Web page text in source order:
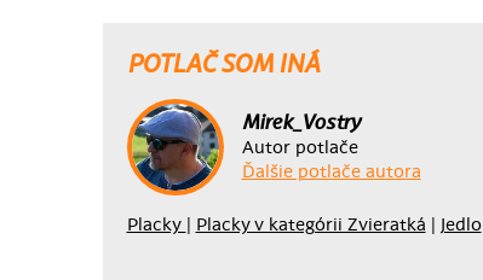
POTLAČ SOM INÁ
Mirek_Vostry
Autor potlače
Ďalšie potlače autora
Placky Placky v kategórii Zvieratká Jedlo